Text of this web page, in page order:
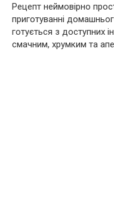
Рецепт неймовірно
приготуванні
готується з доступних
смачним, хрумким та